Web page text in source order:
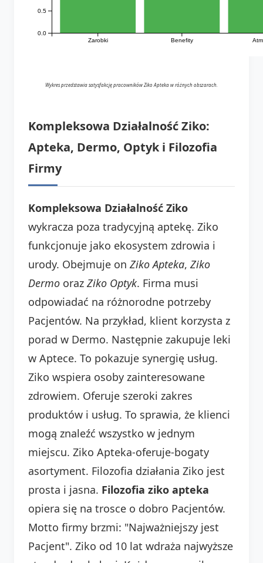
Zarobki Benefity
0.0
0.5
Wykres przedstawia satysfakcję pracowników Ziko Apteka w różnych obszarach.
Kompleksowa Działalność Ziko:
Apteka, Dermo, Optyk i Filozofia
Firmy
Kompleksowa Działalność Ziko
wykracza poza tradycyjną aptekę. Ziko
funkcjonuje jako ekosystem zdrowia i
urody. Obejmuje on Ziko Apteka, Ziko
Dermo oraz Ziko Optyk. Firma musi
odpowiadać na różnorodne potrzeby
Pacjentów. Na przykład, klient korzysta z
porad w Dermo. Następnie zakupuje leki
w Aptece. To pokazuje synergię usług.
Ziko wspiera osoby zainteresowane
zdrowiem. Oferuje szeroki zakres
produktów i usług. To sprawia, że klienci
mogą znaleźć wszystko w jednym
miejscu. Ziko Apteka-oferuje-bogaty
asortyment. Filozofia działania Ziko jest
prosta i jasna. Filozofia ziko apteka
opiera się na trosce o dobro Pacjentów.
Motto firmy brzmi: "Najważniejszy jest
Pacjent". Ziko od 10 lat wdraża najwyższe